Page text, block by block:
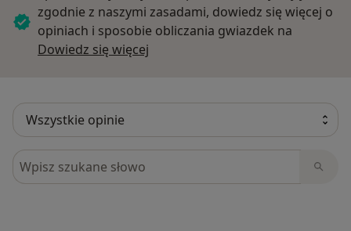
zgodnie z naszymi zasadami, dowiedz się więcej o
opiniach i sposobie obliczania gwiazdek na
Dowiedz się więcej
Szukaj w opiniach